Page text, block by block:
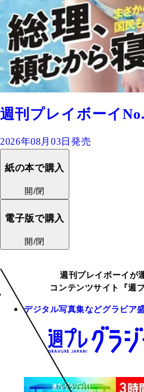
週刊プレイボーイ
2026年08月03日発売
紙の本で購入
開/閉
電子版で購入
開/閉
週刊プレイボーイが
コンテンツサイト『週
デジタル写真集などグラビア